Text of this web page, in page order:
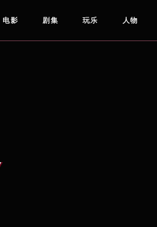
电影 剧集 玩乐 人物